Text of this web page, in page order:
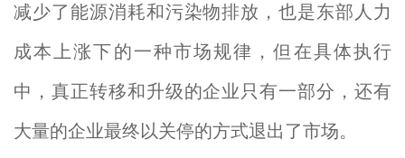
减少了能源消耗和污染物排放，也是东部人力
成本上涨下的一种市场规律，但在具体执行
中，真正转移和升级的企业只有一部分，还有
大量的企业最终以关停的方式退出了市场。